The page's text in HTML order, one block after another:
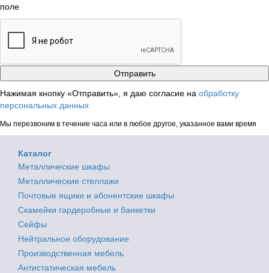
поле
Нажимая кнопку «Отправить», я даю согласие на обработку
персональных данных
Мы перезвоним в течение часа или в любое другое, указанное вами время
Каталог
Металлические шкафы
Металлические стеллажи
Почтовые ящики и абонентские шкафы
Скамейки гардеробные и банкетки
Сейфы
Нейтральное оборудование
Производственная мебель
Антистатическая мебель